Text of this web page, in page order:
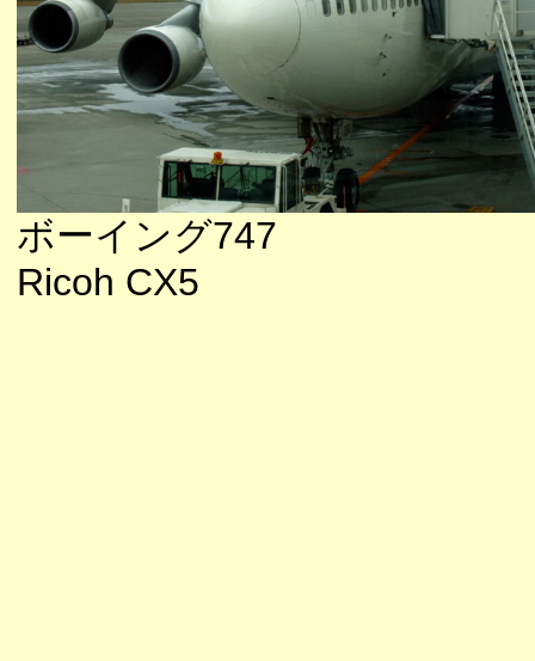
ボーイング747
Ricoh CX5